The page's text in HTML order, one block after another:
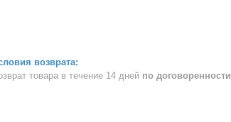
товара в течение 14 дней по договоренности